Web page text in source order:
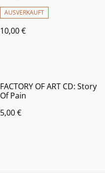
AUSVERKAUFT
10,00 €
FACTORY OF ART CD: Story
Of Pain
5,00 €